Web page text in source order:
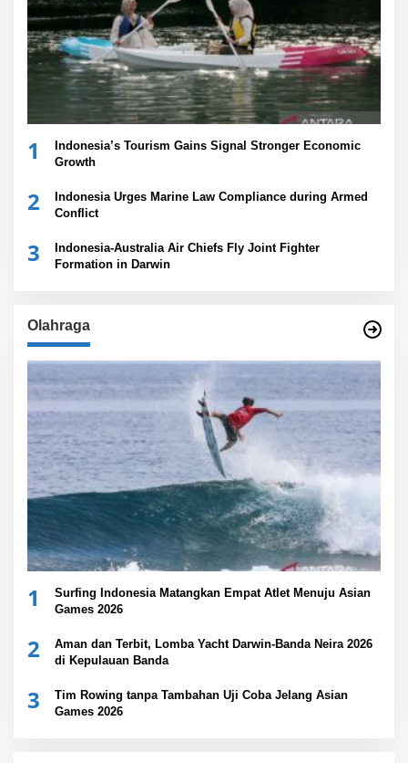
1
Indonesia’s Tourism Gains Signal Stronger Economic
Growth
2
Indonesia Urges Marine Law Compliance during Armed
Conflict
3
Indonesia-Australia Air Chiefs Fly Joint Fighter
Formation in Darwin
Olahraga
1
Surfing Indonesia Matangkan Empat Atlet Menuju Asian
Games 2026
2
Aman dan Terbit, Lomba Yacht Darwin-Banda Neira 2026
di Kepulauan Banda
3
Tim Rowing tanpa Tambahan Uji Coba Jelang Asian
Games 2026